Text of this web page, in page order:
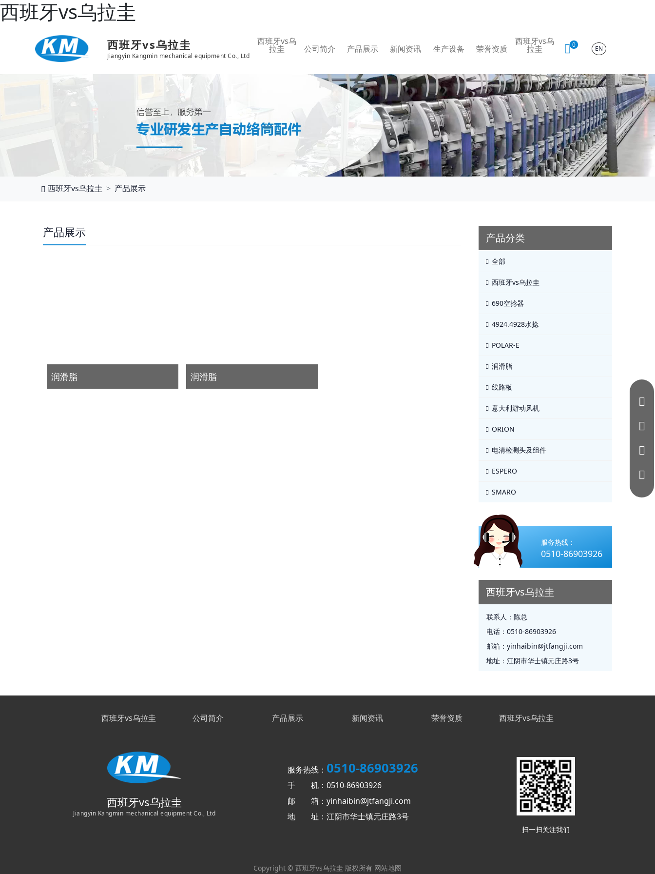
西班牙vs乌拉圭
西班牙vs乌拉圭
Jiangyin Kangmin mechanical equipment Co., Ltd
西班牙vs乌
拉圭 公司简介 产品展示 新闻资讯 生产设备 荣誉资质
西班牙vs乌
拉圭 0 EN
西班牙vs乌拉圭 产品展示
产品展示
润滑脂 润滑脂
产品分类
全部
西班牙vs乌拉圭
690空捻器
4924.4928水捻
POLAR-E
润滑脂
线路板
意大利游动风机
ORION
电清检测头及组件
ESPERO
SMARO
服务热线：
0510-86903926
西班牙vs乌拉圭
联系人： 陈总
电话： 0510-86903926
邮箱： yinhaibin@jtfangji.com
地址： 江阴市华士镇元庄路3号
西班牙vs乌拉圭 公司简介 产品展示 新闻资讯 荣誉资质 西班牙vs乌拉圭
西班牙vs乌拉圭
Jiangyin Kangmin mechanical equipment Co., Ltd
服务热线： 0510-86903926
手 机：0510-86903926
邮 箱：yinhaibin@jtfangji.com
地 址：江阴市华士镇元庄路3号
扫一扫关注我们
Copyright © 西班牙vs乌拉圭 版权所有 网站地图